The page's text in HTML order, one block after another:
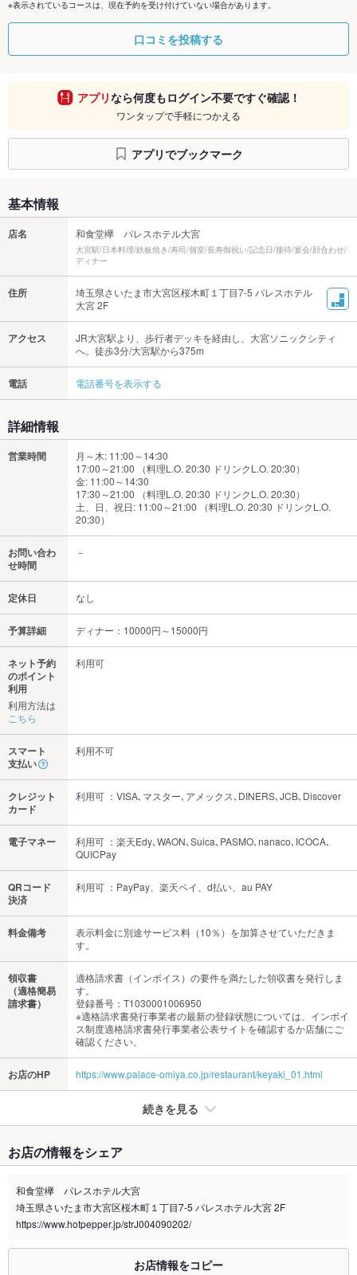
※表示されているコースは、現在予約を受け付けていない場合があります。
口コミを投稿する
アプリなら何度もログイン不要ですぐ確認！
ワンタップで手軽につかえる
アプリでブックマーク
基本情報
店名 和食堂欅 パレスホテル大宮
大宮駅/日本料理/鉄板焼き/寿司/個室/長寿御祝い/記念日/接待/宴会/顔合わせ/
ディナー
住所
埼玉県さいたま市大宮区桜木町１丁目7-5 パレスホテル
大宮 2F
アクセス
JR大宮駅より、歩行者デッキを経由し、大宮ソニックシティ
へ。徒歩3分/大宮駅から375m
電話 電話番号を表示する
詳細情報
営業時間
月～木: 11:00～14:30
17:00～21:00 （料理L.O. 20:30 ドリンクL.O. 20:30）
金: 11:00～14:30
17:30～21:00 （料理L.O. 20:30 ドリンクL.O. 20:30）
土、日、祝日: 11:00～21:00 （料理L.O. 20:30 ドリンクL.O.
20:30）
お問い合わ
せ時間
－
定休日 なし
予算詳細 ディナー：10000円～15000円
ネット予約
のポイント
利用
利用方法は
こちら
利用可
スマート
支払い
利用不可
クレジット
カード
利用可 ：VISA､マスター､アメックス､DINERS､JCB､Discover
電子マネー
利用可 ：楽天Edy､WAON､Suica､PASMO､nanaco､ICOCA､
QUICPay
QRコード
決済
利用可 ：PayPay、楽天ペイ、d払い、au PAY
料金備考
表示料金に別途サービス料（10％）を加算させていただきま
す。
領収書
（適格簡易
請求書）
適格請求書（インボイス）の要件を満たした領収書を発行しま
す。
登録番号：T1030001006950
※適格請求書発行事業者の最新の登録状態については、インボイ
ス制度適格請求書発行事業者公表サイトを確認するか店舗にご
確認ください。
お店のHP https://www.palace-omiya.co.jp/restaurant/keyaki_01.html
続きを見る
禁煙・喫煙 全席禁煙
喫煙専用室 あり
※2020年4月1日～受動喫煙対策に関する法律が施行されています。正しい情報はお店へお問い
お店の情報をシェア
和食堂欅 パレスホテル大宮
埼玉県さいたま市大宮区桜木町１丁目7-5 パレスホテル大宮 2F
https://www.hotpepper.jp/strJ004090202/
お店情報をコピー